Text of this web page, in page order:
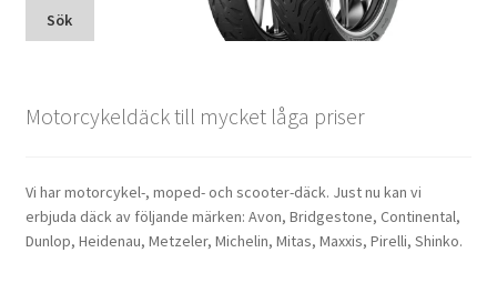
Sök
Motorcykeldäck till mycket låga priser
Vi har motorcykel-, moped- och scooter-däck. Just nu kan vi
erbjuda däck av följande märken: Avon, Bridgestone, Continental,
Dunlop, Heidenau, Metzeler, Michelin, Mitas, Maxxis, Pirelli, Shinko.